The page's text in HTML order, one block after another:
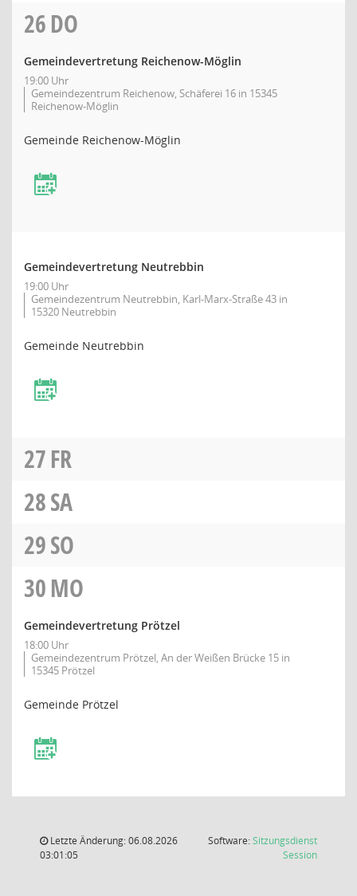
26DO
Gemeindevertretung Reichenow-Möglin
19:00 Uhr
Gemeindezentrum Reichenow, Schäferei 16 in 15345
Reichenow-Möglin
Gemeinde Reichenow-Möglin
Gemeindevertretung Neutrebbin
19:00 Uhr
Gemeindezentrum Neutrebbin, Karl-Marx-Straße 43 in
15320 Neutrebbin
Gemeinde Neutrebbin
27FR
28SA
29SO
30MO
Gemeindevertretung Prötzel
18:00 Uhr
Gemeindezentrum Prötzel, An der Weißen Brücke 15 in
15345 Prötzel
Gemeinde Prötzel
Letzte Änderung: 06.08.2026
03:01:05
Software:Sitzungsdienst
Session(Wird in